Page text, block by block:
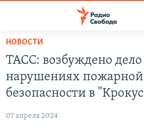
упрощенного
доступа
основному
Вернутся
АВТОРСКИЕ ПРОЕКТЫ
МНЕНИЯ
НОВОСТИ
ТАСС: возбуждено дело
нарушениях пожарной
безопасности в
07 апреля 2024